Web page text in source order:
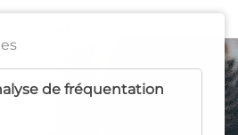
de fréquentation